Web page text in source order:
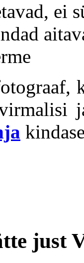
ei
just